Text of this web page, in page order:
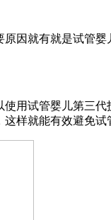
因就有就是试管
用试管婴儿第三
样就能有效避免试